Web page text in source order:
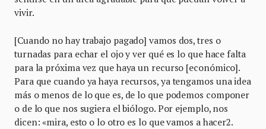
vivir.
[Cuando no hay trabajo pagado] vamos dos, tres o
turnadas para echar el ojo y ver qué es lo que hace falta
para la próxima vez que haya un recurso [económico].
Para que cuando ya haya recursos, ya tengamos una idea
más o menos de lo que es, de lo que podemos componer
o de lo que nos sugiera el biólogo. Por ejemplo, nos
dicen: «mira, esto o lo otro es lo que vamos a hacer2.